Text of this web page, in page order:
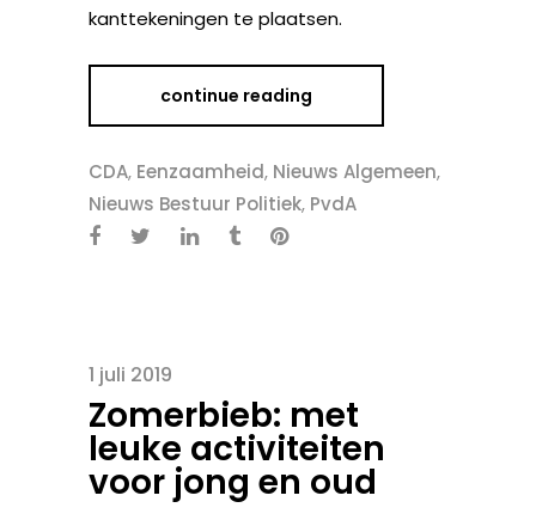
kanttekeningen te plaatsen.
continue reading
CDA, Eenzaamheid, Nieuws Algemeen,
Nieuws Bestuur Politiek, PvdA
1 juli 2019
Zomerbieb: met
leuke activiteiten
voor jong en oud